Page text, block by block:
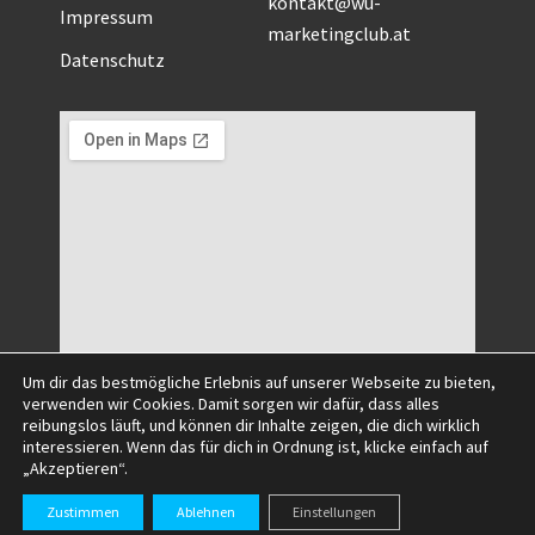
Impressum
Datenschutz
marketingclub.at
©2025 All Right Reserved.
Um dir das bestmögliche Erlebnis auf unserer Webseite zu bieten,
verwenden wir Cookies. Damit sorgen wir dafür, dass alles
reibungslos läuft, und können dir Inhalte zeigen, die dich wirklich
interessieren. Wenn das für dich in Ordnung ist, klicke einfach auf
„Akzeptieren“.
Zustimmen Ablehnen Einstellungen